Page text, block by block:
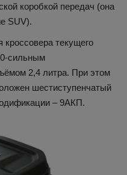
коробкой передач (она
SUV).
текущего
сильным
2,4 литра. При этом
шестиступенчатый
– 9АКП.